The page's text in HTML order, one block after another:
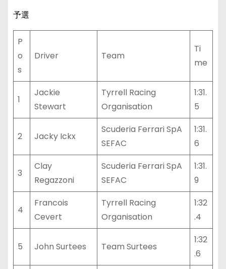
予選
P
o
s
Driver Team
Ti
me
1
Jackie
Stewart
Tyrrell Racing
Organisation
1:31.
5
2 Jacky Ickx
Scuderia Ferrari SpA
SEFAC
1:31.
6
3
Clay
Regazzoni
Scuderia Ferrari SpA
SEFAC
1:31.
9
4
Francois
Cevert
Tyrrell Racing
Organisation
1:32
.4
5 John Surtees Team Surtees
1:32
.6